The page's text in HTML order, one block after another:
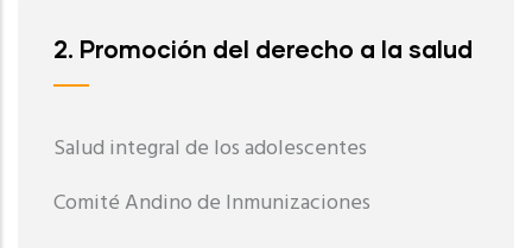
2. Promoción del derecho a la salud
Salud integral de los adolescentes
Comité Andino de Inmunizaciones